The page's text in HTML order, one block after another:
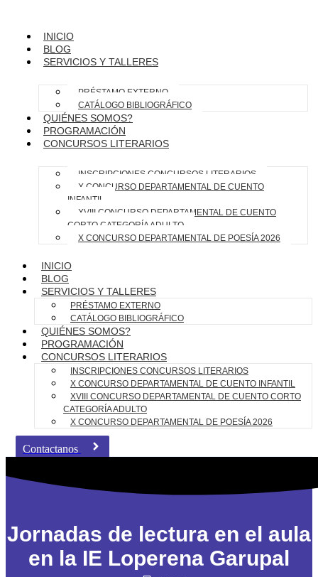
INICIO
BLOG
SERVICIOS Y TALLERES
PRÉSTAMO EXTERNO
CATÁLOGO BIBLIOGRÁFICO
QUIÉNES SOMOS?
PROGRAMACIÓN
CONCURSOS LITERARIOS
INSCRIPCIONES CONCURSOS LITERARIOS
X CONCURSO DEPARTAMENTAL DE CUENTO
INFANTIL
XVIII CONCURSO DEPARTAMENTAL DE CUENTO
CORTO CATEGORÍA ADULTO
X CONCURSO DEPARTAMENTAL DE POESÍA 2026
INICIO
BLOG
SERVICIOS Y TALLERES
PRÉSTAMO EXTERNO
CATÁLOGO BIBLIOGRÁFICO
QUIÉNES SOMOS?
PROGRAMACIÓN
CONCURSOS LITERARIOS
INSCRIPCIONES CONCURSOS LITERARIOS
X CONCURSO DEPARTAMENTAL DE CUENTO INFANTIL
XVIII CONCURSO DEPARTAMENTAL DE CUENTO CORTO
CATEGORÍA ADULTO
X CONCURSO DEPARTAMENTAL DE POESÍA 2026
Contactanos
Jornadas de lectura en el aula
en la IE Loperena Garupal